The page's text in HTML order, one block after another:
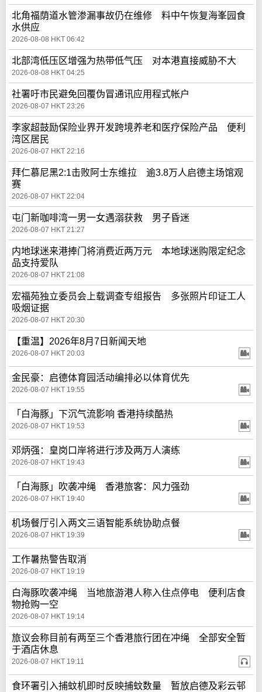
北角福荫道水管渗漏事故仍在维修 料中午恢复海峯园食
水供应
2026-08-08 HKT 06:42
北部湾低压区增强为热带低气压 对本港直接威胁不大
2026-08-08 HKT 04:25
社署吁市民避免回覆伪冒通讯应用程式帐户
2026-08-07 HKT 23:26
李家超鼓励保险业界开发跨境养老和医疗保险产品 便利
湾区居民
2026-08-07 HKT 22:16
拜仁慕尼黑2:1击败阿士东维拉 逾3.8万人启德主场馆观
赛
2026-08-07 HKT 22:04
屯门新咖啡湾一男一女遇溺获救 男子昏迷
2026-08-07 HKT 21:27
内地球迷来港捧门将消费近两万元 本地球迷购限定纪念
品支持爱队
2026-08-07 HKT 21:08
宏福苑独立委员会上载调查专组报告 多张照片印证工人
吸烟证据
2026-08-07 HKT 20:30
【重温】2026年8月7日新闻天地
2026-08-07 HKT 20:03
金民豪：启德体育园活动编排必以体育优先
2026-08-07 HKT 19:55
「白海豚」下沉气流影响 香港持续酷热
2026-08-07 HKT 19:53
邓炳强：皇岗口岸将进行涉及两万人演练
2026-08-07 HKT 19:43
「白海豚」吹袭冲绳 香港旅客：风力强劲
2026-08-07 HKT 19:40
机场餐厅引入两文三语智能系统协助点餐
2026-08-07 HKT 19:39
工作暑热警告取消
2026-08-07 HKT 19:19
白海豚吹袭冲绳 当地旅游港人称入住点停电 便利店食
物抢购一空
2026-08-07 HKT 19:14
旅议会称目前有两至三个香港旅行团在冲绳 全部安全暂
于酒店休息
2026-08-07 HKT 19:11
食环署引入捕蚊机即时反映捕蚊数量 暂放启德及彩云邨